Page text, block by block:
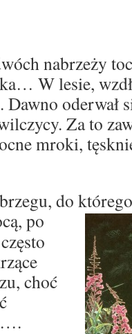
nabrzeży
W lesie,
oderwał
Za to
mroki,
do
po
choć